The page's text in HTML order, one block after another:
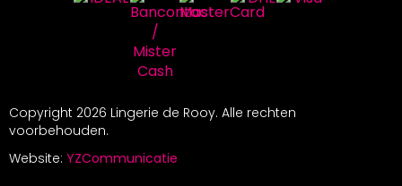
Copyright 2026 Lingerie de Rooy. Alle rechten
voorbehouden.
Website: YZCommunicatie